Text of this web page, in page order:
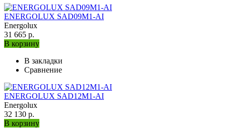
ENERGOLUX SAD09M1-AI
Energolux
31 665 р.
В корзину
В закладки
Сравнение
ENERGOLUX SAD12M1-AI
Energolux
32 130 р.
В корзину